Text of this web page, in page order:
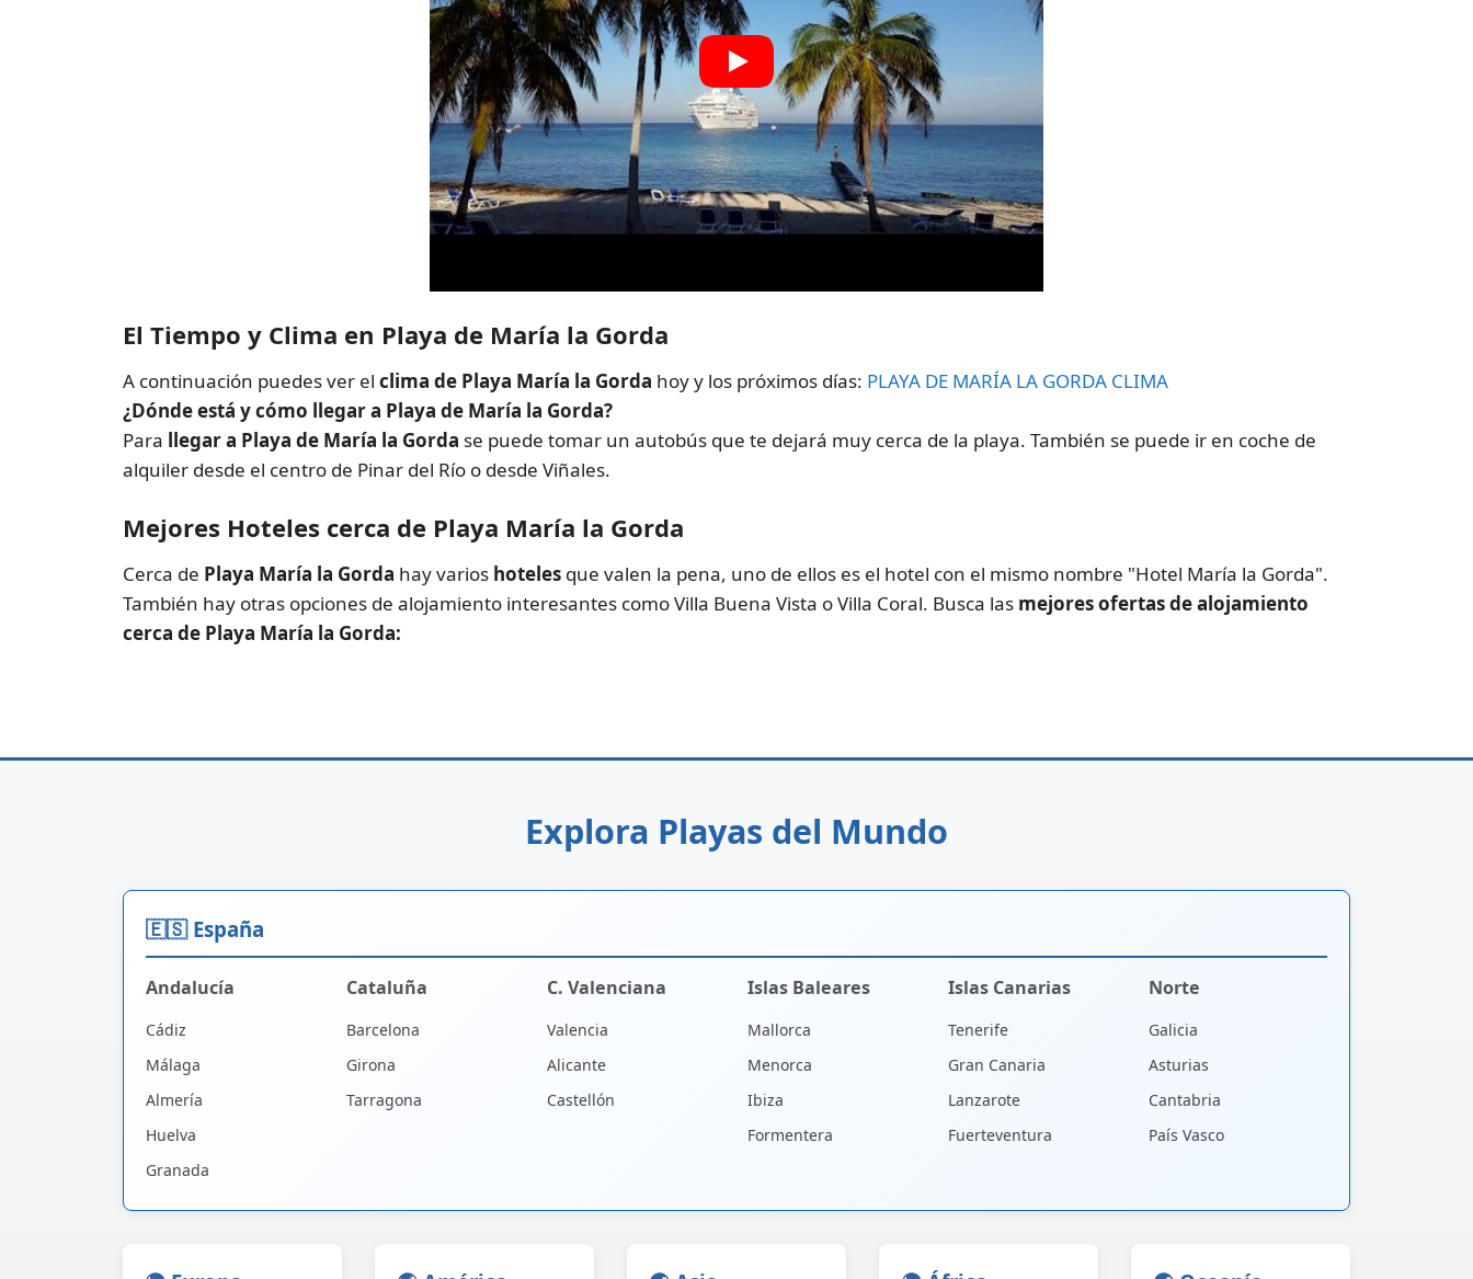
El Tiempo y Clima en Playa de María la Gorda
A continuación puedes ver el clima de Playa María la Gorda hoy y los próximos días: PLAYA DE MARÍA LA GORDA CLIMA
¿Dónde está y cómo llegar a Playa de María la Gorda?
Para llegar a Playa de María la Gorda se puede tomar un autobús que te dejará muy cerca de la playa. También se puede ir en coche de
alquiler desde el centro de Pinar del Río o desde Viñales.
Mejores Hoteles cerca de Playa María la Gorda
Cerca de Playa María la Gorda hay varios hoteles que valen la pena, uno de ellos es el hotel con el mismo nombre "Hotel María la Gorda".
También hay otras opciones de alojamiento interesantes como Villa Buena Vista o Villa Coral. Busca las mejores ofertas de alojamiento
cerca de Playa María la Gorda:
Explora Playas del Mundo
🇪🇸 España
Andalucía
Cádiz
Málaga
Almería
Huelva
Granada
Cataluña
Barcelona
Girona
Tarragona
C. Valenciana
Valencia
Alicante
Castellón
Islas Baleares
Mallorca
Menorca
Ibiza
Formentera
Islas Canarias
Tenerife
Gran Canaria
Lanzarote
Fuerteventura
Norte
Galicia
Asturias
Cantabria
País Vasco